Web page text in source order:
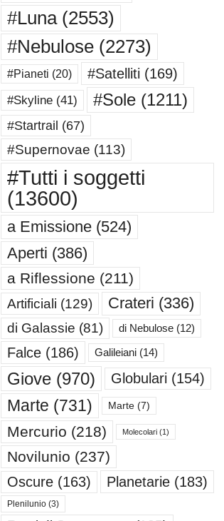
#Luna(2553)
#Nebulose(2273)
#Pianeti (20) #Satelliti (169)
#Skyline(41) #Sole(1211)
#Startrail (67)
#Supernovae (113)
#Tutti i soggetti
(13600)
a Emissione(524)
Aperti (386)
a Riflessione (211)
Artificiali (129) Crateri (336)
di Galassie (81) di Nebulose(12)
Falce(186) Galileiani(14)
Giove(970) Globulari (154)
Marte (731) Marte(7)
Mercurio (218) Molecolari(1)
Novilunio (237)
Oscure(163) Planetarie(183)
Plenilunio(3)